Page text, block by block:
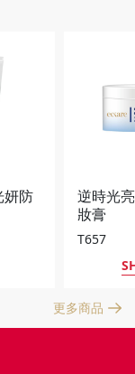
妍防
逆時光
妝膏
T657
更多商品